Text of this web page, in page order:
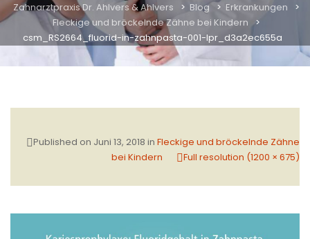
Zahnarztpraxis Dr. Ahlvers & Ahlvers > Blog > Erkrankungen
>
Fleckige und bröckelnde Zähne bei Kindern >
csm_RS2664_fluorid-in-zahnpasta-001-lpr_d3a2ec655a
Published on Juni 13, 2018 in Fleckige und bröckelnde Zähne
bei Kindern
Full resolution (1200 × 675)